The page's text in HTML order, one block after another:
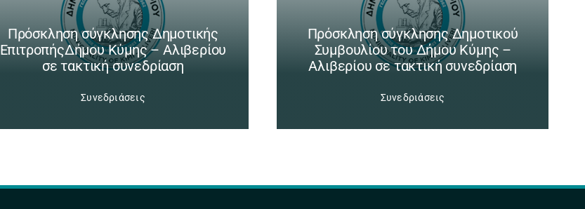
Πρόσκληση σύγκλησης Δημοτικής
ΕπιτροπήςΔήμου Κύμης – Αλιβερίου
σε τακτική συνεδρίαση
Συνεδριάσεις
Πρόσκληση σύγκλησης Δημοτικού
Συμβουλίου του Δήμου Κύμης –
Αλιβερίου σε τακτική συνεδρίαση
Συνεδριάσεις